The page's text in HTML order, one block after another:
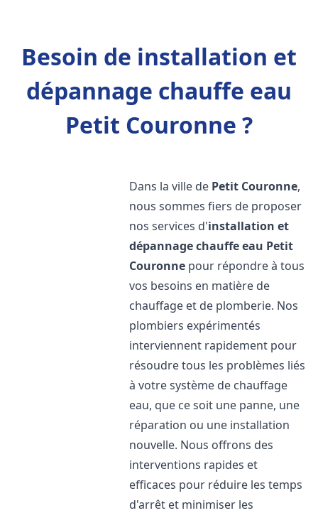
Besoin de installation et
dépannage chauffe eau
Petit Couronne ?
Dans la ville de Petit Couronne,
nous sommes fiers de proposer
nos services d'installation et
dépannage chauffe eau Petit
Couronne pour répondre à tous
vos besoins en matière de
chauffage et de plomberie. Nos
plombiers expérimentés
interviennent rapidement pour
résoudre tous les problèmes liés
à votre système de chauffage
eau, que ce soit une panne, une
réparation ou une installation
nouvelle. Nous offrons des
interventions rapides et
efficaces pour réduire les temps
d'arrêt et minimiser les